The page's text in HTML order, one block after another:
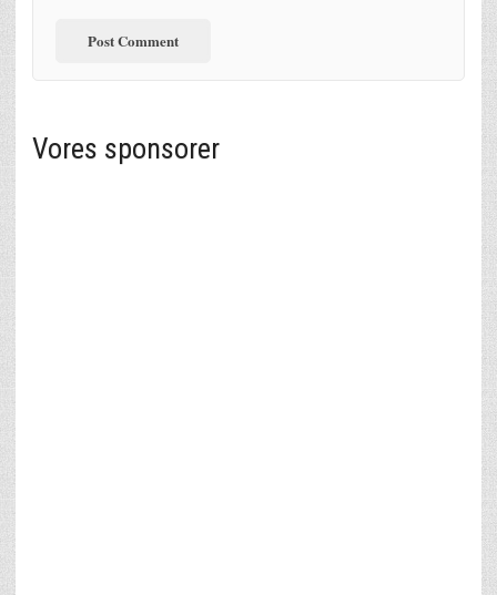
Vores sponsorer